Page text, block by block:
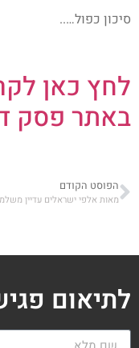
סיכון כפול…..
לחץ כאן
באתר פסק
הפוסט הקודם
לתיאום